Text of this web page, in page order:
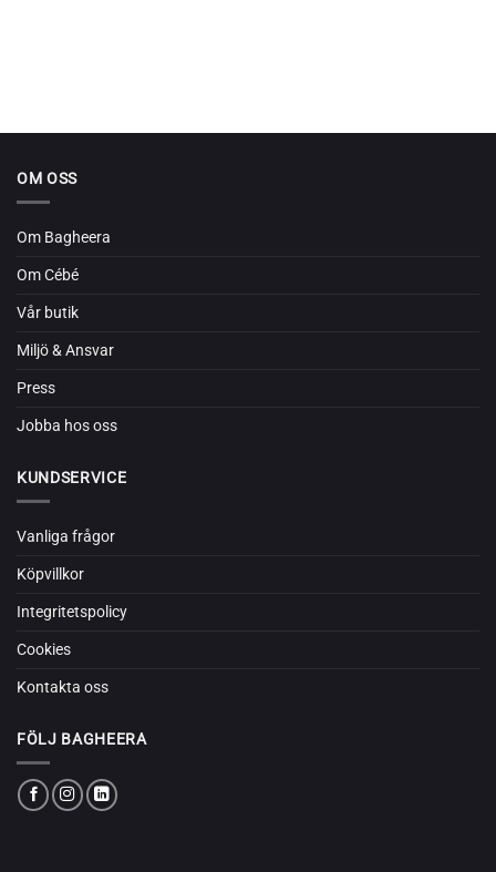
OM OSS
Om Bagheera
Om Cébé
Vår butik
Miljö & Ansvar
Press
Jobba hos oss
KUNDSERVICE
Vanliga frågor
Köpvillkor
Integritetspolicy
Cookies
Kontakta oss
FÖLJ BAGHEERA